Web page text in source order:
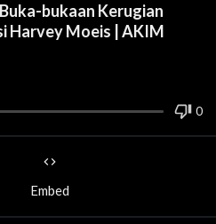
bukaan Kerugian
Harvey Moeis | AKIM
0
Embed